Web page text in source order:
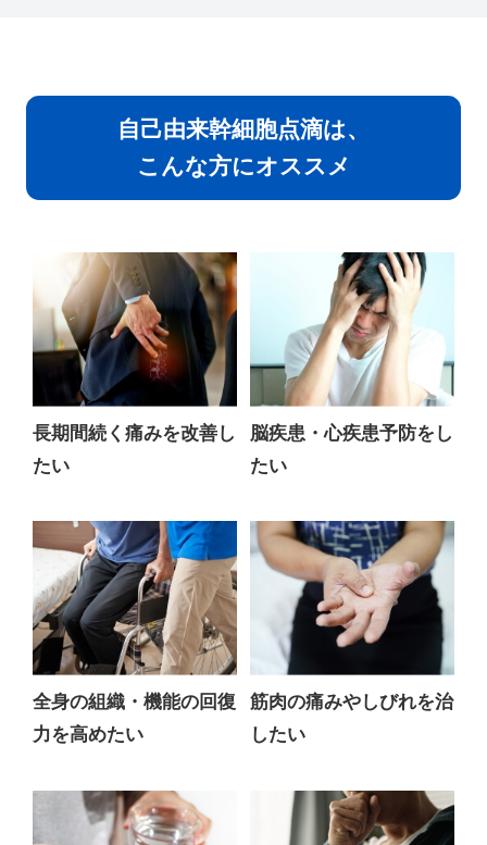
自己由来幹細胞点滴は、
こんな方にオススメ
長期間続く痛みを改善し
たい
脳疾患・心疾患予防をし
たい
全身の組織・機能の回復
力を高めたい
筋肉の痛みやしびれを治
したい